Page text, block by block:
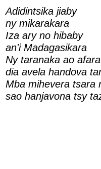
Adidintsika jiaby
ny mikarakara
Iza ary no hibaby
an'i Madagasikara
Ny taranaka ao
dia avela handova
Mba mihevera tsara
sao hanjavona tsy